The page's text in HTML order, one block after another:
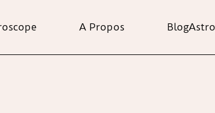
A Propos BlogAstro